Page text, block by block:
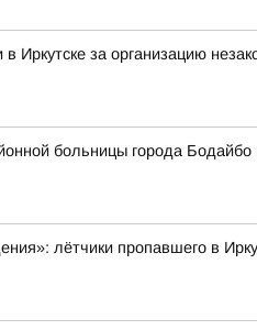
Иркутске за организацию
больницы города
лётчики пропавшего в